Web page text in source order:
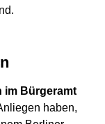
im Bürgeramt
haben,